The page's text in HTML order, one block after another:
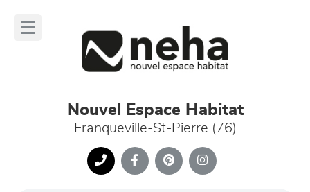
Nouvel Espace Habitat
Franqueville-St-Pierre (76)